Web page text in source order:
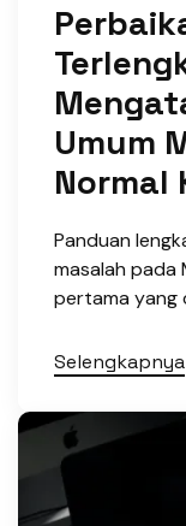
Umum
Normal
Panduan
masalah
pertama yang
Selengkapnya